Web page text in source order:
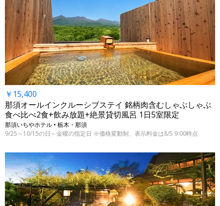
￥15,400
那須オールインクルーシブステイ 銘柄肉含むしゃぶしゃぶ
食べ比べ2食+飲み放題+絶景貸切風呂 1日5室限定
那須いちやホテル • 栃木・那須
9/25～10/15の日～金曜の指定日 ※価格変動制、表示料金は8/5 9:00時点